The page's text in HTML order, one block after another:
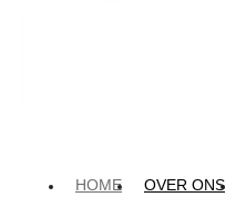
HOME OVER ONS